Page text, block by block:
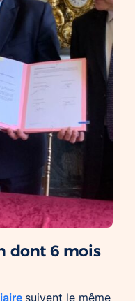
dont 6 mois
suivent le même